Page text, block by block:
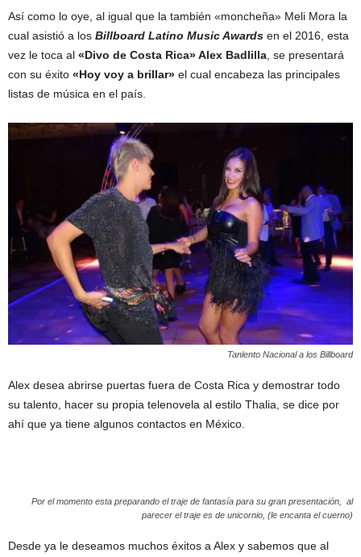
Así como lo oye, al igual que la también «moncheña» Meli Mora la
cual asistió a los Billboard Latino Music Awards en el 2016, esta
vez le toca al «Divo de Costa Rica» Alex Badlilla , se presentará
con su éxito «Hoy voy a brillar» el cual encabeza las principales
listas de música en el país.
Tanlento Nacional a los Billboard
Alex desea abrirse puertas fuera de Costa Rica y demostrar todo
su talento, hacer su propia telenovela al estilo Thalia, se dice por
ahí que ya tiene algunos contactos en México.
Por el momento esta preparando el traje de fantasía para su gran presentación, al
parecer el traje es de unicornio, (le encanta el cuerno)
Desde ya le deseamos muchos éxitos a Alex y sabemos que al